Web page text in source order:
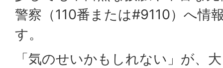
警察（110番または#9110）へ情
す。
「気のせいかもしれない」が、